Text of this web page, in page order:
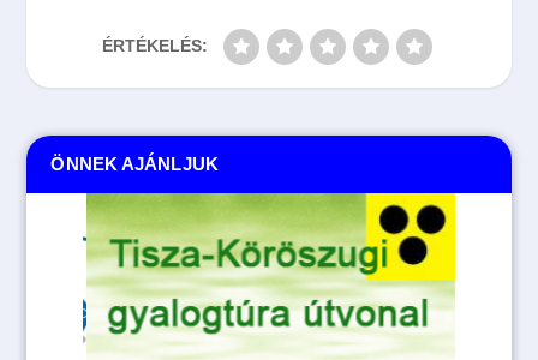
ÉRTÉKELÉS:
ÖNNEK AJÁNLJUK